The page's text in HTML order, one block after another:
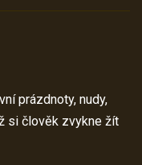
prázdnoty, nudy,
si člověk zvykne žít